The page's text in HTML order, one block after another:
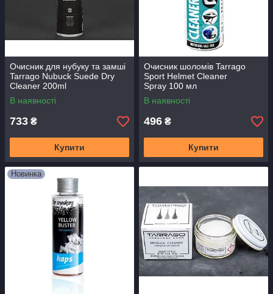
Очисник для нубуку та замші
Tarrago Nubuck Suede Dry
Cleaner 200ml
В наявності
733 ₴
Купити
Очисник шоломів Tarrago
Sport Helmet Cleaner
Spray 100 мл
В наявності
496 ₴
Купити
Новинка